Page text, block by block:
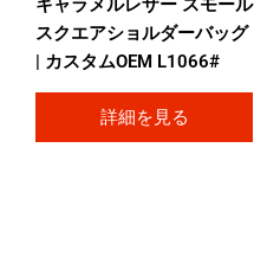
キャラメルレザー スモール
スクエアショルダーバッグ
| カスタムOEM L1066#
詳細を見る